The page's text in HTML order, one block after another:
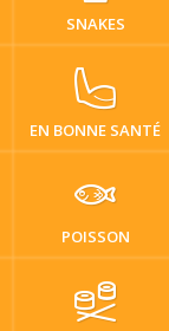
SNAKES
EN BONNE SANTÉ
POISSON